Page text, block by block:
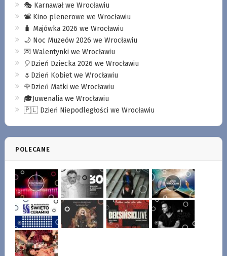
🎭 Karnawał we Wrocławiu
📽️ Kino plenerowe we Wrocławiu
🧳 Majówka 2026 we Wrocławiu
🌙 Noc Muzeów 2026 we Wrocławiu
💌 Walentynki we Wrocławiu
🎈Dzień Dziecka 2026 we Wrocławiu
🌷Dzień Kobiet we Wrocławiu
🌹Dzień Matki we Wrocławiu
🎓Juwenalia we Wrocławiu
🇵🇱 Dzień Niepodległości we Wrocławiu
POLECANE